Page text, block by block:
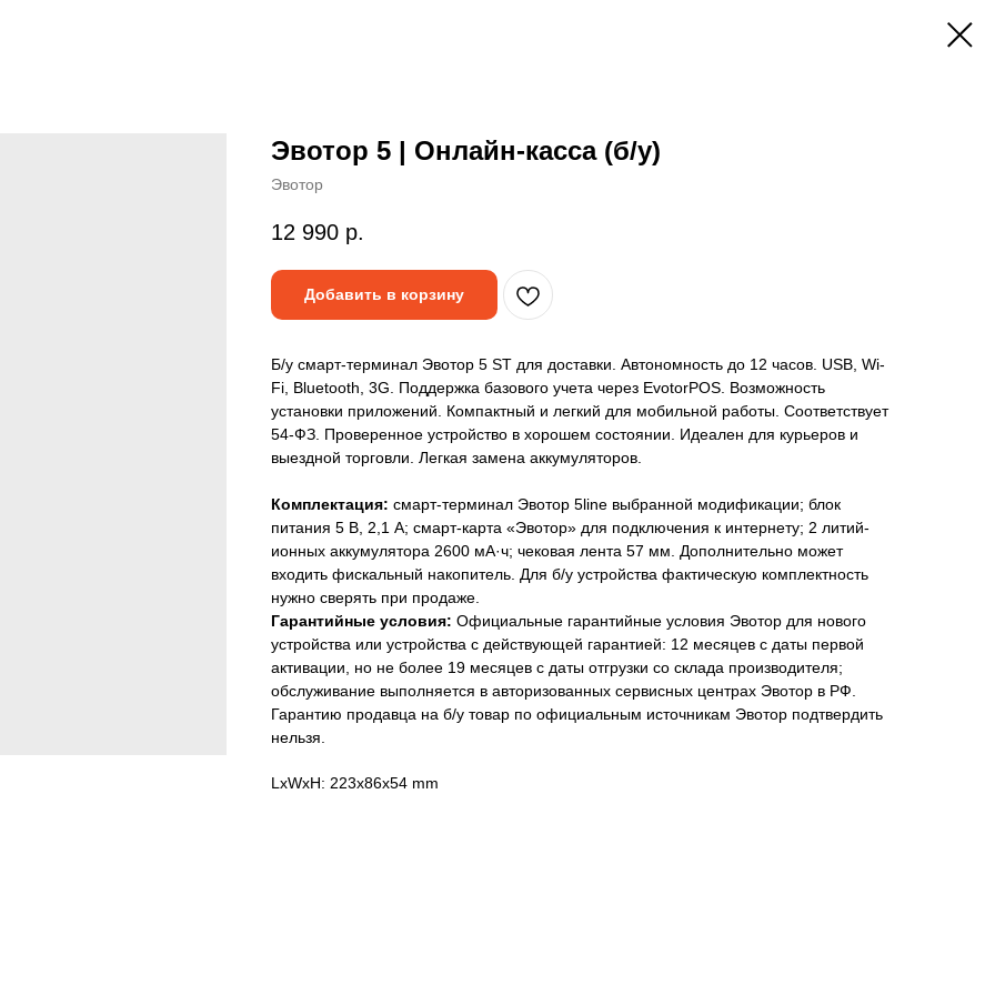
Эвотор 5 | Онлайн-касса (б/у)
Эвотор
12 990 р.
Добавить в корзину
Б/у смарт-терминал Эвотор 5 ST для доставки. Автономность до 12 часов. USB, Wi-
Fi, Bluetooth, 3G. Поддержка базового учета через EvotorPOS. Возможность
установки приложений. Компактный и легкий для мобильной работы. Соответствует
54-ФЗ. Проверенное устройство в хорошем состоянии. Идеален для курьеров и
выездной торговли. Легкая замена аккумуляторов.
Комплектация: смарт-терминал Эвотор 5line выбранной модификации; блок
питания 5 В, 2,1 А; смарт-карта «Эвотор» для подключения к интернету; 2 литий-
ионных аккумулятора 2600 мА·ч; чековая лента 57 мм. Дополнительно может
входить фискальный накопитель. Для б/у устройства фактическую комплектность
нужно сверять при продаже.
Гарантийные условия: Официальные гарантийные условия Эвотор для нового
устройства или устройства с действующей гарантией: 12 месяцев с даты первой
активации, но не более 19 месяцев с даты отгрузки со склада производителя;
обслуживание выполняется в авторизованных сервисных центрах Эвотор в РФ.
Гарантию продавца на б/у товар по официальным источникам Эвотор подтвердить
нельзя.
LxWxH: 223x86x54 mm